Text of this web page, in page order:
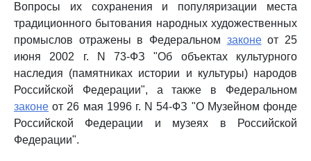
Вопросы их сохранения и популяризации места
традиционного бытования народных художественных
промыслов отражены в Федеральном законеот 25
июня 2002 г. N 73-ФЗ "Об объектах культурного
наследия (памятниках истории и культуры) народов
Российской Федерации", а также в Федеральном
законе от 26 мая 1996 г. N 54-ФЗ "О Музейном фонде
Российской Федерации и музеях в Российской
Федерации".